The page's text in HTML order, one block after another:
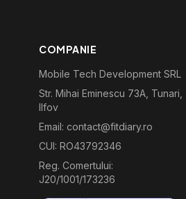
COMPANIE
Mobile Tech Development SRL
Str. Mihai Eminescu 73A, Tunari,
Ilfov
Email: contact@fitdiary.ro
CUI: RO43792346
Reg. Comertului:
J20/1001/173236